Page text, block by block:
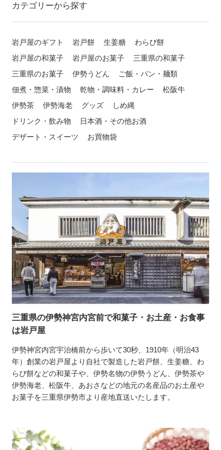
カテゴリーから探す
岩戸屋のギフト 岩戸餅 生姜糖
わらび餅
岩戸屋の和菓子
岩戸屋のお菓子
三重県の和菓子
三重県のお菓子
伊勢うどん
ご飯・パン・麺類
佃煮・惣菜・漬物
乾物・調味料・カレー
松阪牛
伊勢茶
伊勢海老 グッズ
しめ縄
ドリンク・飲み物
日本酒・その他お酒
デザート・スイーツ
お買物袋
三重県の伊勢神宮内宮前で和菓子・お土産・お食事
は岩戸屋
伊勢神宮内宮宇治橋前から歩いて30秒、1910年（明治43
年）創業の岩戸屋より自社で製造した岩戸餅、生姜糖、わ
らび餅などの和菓子や、伊勢名物の伊勢うどん、伊勢茶や
伊勢海老、松阪牛、あおさなどの地元の名産品のお土産や
お菓子を三重県伊勢市より産地直送いたします。